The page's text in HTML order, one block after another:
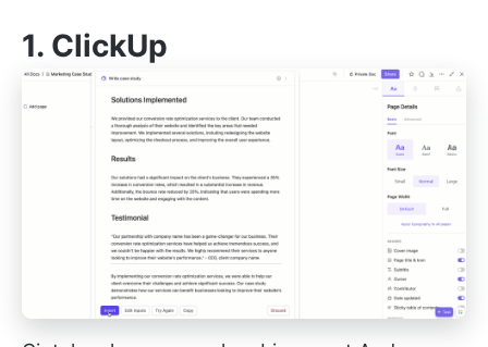
1. ClickUp